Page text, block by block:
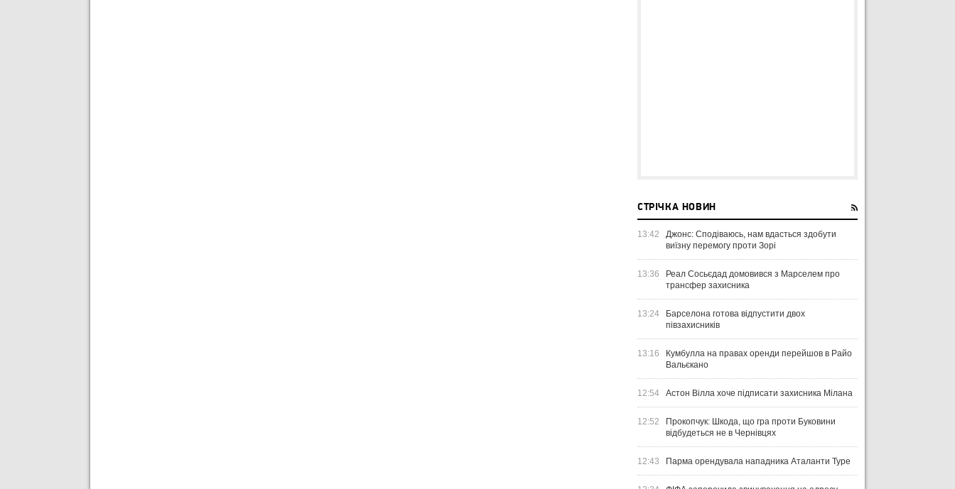
СТРІЧКА НОВИН
13:42
Джонс: Сподіваюсь, нам вдасться здобути
виїзну перемогу проти Зорі
13:36
Реал Сосьєдад домовився з Марселем про
трансфер захисника
13:24
Барселона готова відпустити двох
півзахисників
13:16
Кумбулла на правах оренди перейшов в Райо
Вальєкано
12:54 Астон Вілла хоче підписати захисника Мілана
12:52
Прокопчук: Шкода, що гра проти Буковини
відбудеться не в Чернівцях
12:43 Парма орендувала нападника Аталанти Туре